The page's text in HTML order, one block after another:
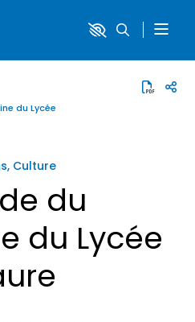
du Lycée
Culture
du
du Lycée